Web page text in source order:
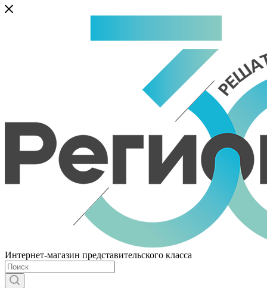
Интернет-магазин представительского класса